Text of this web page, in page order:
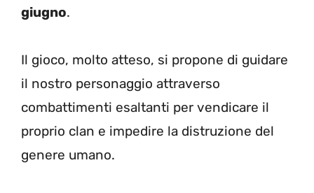
giugno.
Il gioco, molto atteso, si propone di guidare
il nostro personaggio attraverso
combattimenti esaltanti per vendicare il
proprio clan e impedire la distruzione del
genere umano.